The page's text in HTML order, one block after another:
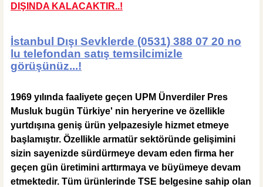
DIŞINDA KALACAKTIR..!
İstanbul Dışı Sevklerde (0531) 388 07 20 no
lu telefondan satış temsilcimizle
görüşünüz...!
1969 yılında faaliyete geçen UPM Ünverdiler Pres
Musluk bugün Türkiye' nin heryerine ve özellikle
yurtdışına geniş ürün yelpazesiyle hizmet etmeye
başlamıştır. Özellikle armatür sektöründe gelişimini
sizin sayenizde sürdürmeye devam eden firma her
geçen gün üretimini arttırmaya ve büyümeye devam
etmektedir. Tüm ürünlerinde TSE belgesine sahip olan